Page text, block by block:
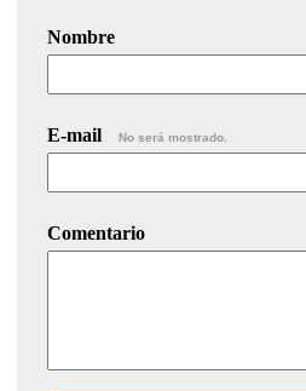
Nombre
E-mail No será mostrado.
Comentario